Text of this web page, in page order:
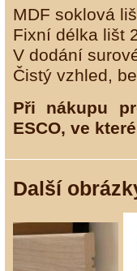
MDF soklová
Fixní délka lišt
V dodání
Čistý vzhled,
Při nákupu
ESCO, ve
Další